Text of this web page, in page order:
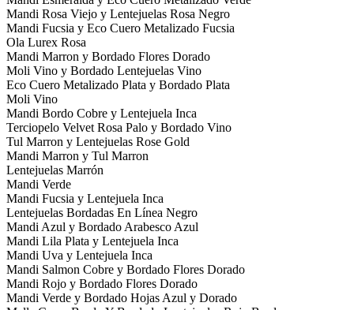
Mandi Rosa Viejo y Lentejuelas Rosa Negro
Mandi Fucsia y Eco Cuero Metalizado Fucsia
Ola Lurex Rosa
Mandi Marron y Bordado Flores Dorado
Moli Vino y Bordado Lentejuelas Vino
Eco Cuero Metalizado Plata y Bordado Plata
Moli Vino
Mandi Bordo Cobre y Lentejuela Inca
Terciopelo Velvet Rosa Palo y Bordado Vino
Tul Marron y Lentejuelas Rose Gold
Mandi Marron y Tul Marron
Lentejuelas Marrón
Mandi Verde
Mandi Fucsia y Lentejuela Inca
Lentejuelas Bordadas En Línea Negro
Mandi Azul y Bordado Arabesco Azul
Mandi Lila Plata y Lentejuela Inca
Mandi Uva y Lentejuela Inca
Mandi Salmon Cobre y Bordado Flores Dorado
Mandi Rojo y Bordado Flores Dorado
Mandi Verde y Bordado Hojas Azul y Dorado